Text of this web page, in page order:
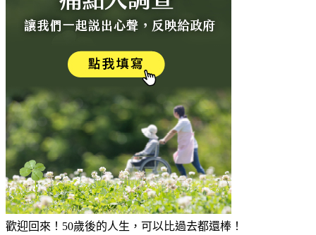
歡迎回來！50歲後的人生，可以比過去都還棒！